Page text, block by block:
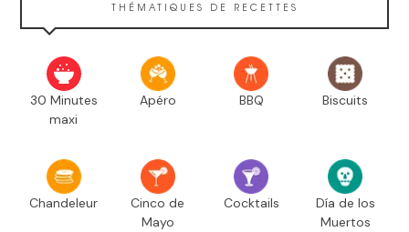
THÉMATIQUES DE RECETTES
30 Minutes
maxi
Apéro BBQ Biscuits
Chandeleur
Cinco de
Mayo
Cocktails
Día de los
Muertos